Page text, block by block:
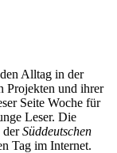
Alltag in der
Projekten und ihrer
Seite Woche für
Leser. Die
derSüddeutschen
Tag im Internet.